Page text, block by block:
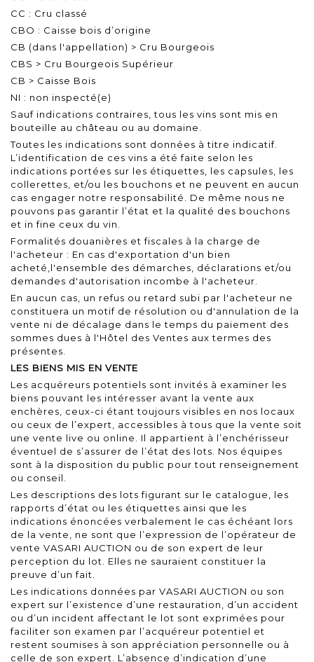
CC : Cru classé
CBO : Caisse bois d’origine
CB (dans l'appellation) > Cru Bourgeois
CBS > Cru Bourgeois Supérieur
CB > Caisse Bois
NI : non inspecté(e)
Sauf indications contraires, tous les vins sont mis en
bouteille au château ou au domaine.
Toutes les indications sont données à titre indicatif.
L’identification de ces vins a été faite selon les
indications portées sur les étiquettes, les capsules, les
collerettes, et/ou les bouchons et ne peuvent en aucun
cas engager notre responsabilité. De même nous ne
pouvons pas garantir l’état et la qualité des bouchons
et in fine ceux du vin.
Formalités douanières et fiscales à la charge de
l'acheteur : En cas d'exportation d'un bien
acheté,l'ensemble des démarches, déclarations et/ou
demandes d'autorisation incombe à l'acheteur.
En aucun cas, un refus ou retard subi par l'acheteur ne
constituera un motif de résolution ou d'annulation de la
vente ni de décalage dans le temps du paiement des
sommes dues à l'Hôtel des Ventes aux termes des
présentes.
LES BIENS MIS EN VENTE
Les acquéreurs potentiels sont invités à examiner les
biens pouvant les intéresser avant la vente aux
enchères, ceux-ci étant toujours visibles en nos locaux
ou ceux de l’expert, accessibles à tous que la vente soit
une vente live ou online. Il appartient à l’enchérisseur
éventuel de s’assurer de l’état des lots. Nos équipes
sont à la disposition du public pour tout renseignement
ou conseil.
Les descriptions des lots figurant sur le catalogue, les
rapports d’état ou les étiquettes ainsi que les
indications énoncées verbalement le cas échéant lors
de la vente, ne sont que l’expression de l’opérateur de
vente VASARI AUCTION ou de son expert de leur
perception du lot. Elles ne sauraient constituer la
preuve d’un fait.
Les indications données par VASARI AUCTION ou son
expert sur l’existence d’une restauration, d’un accident
ou d’un incident affectant le lot sont exprimées pour
faciliter son examen par l’acquéreur potentiel et
restent soumises à son appréciation personnelle ou à
celle de son expert. L’absence d’indication d’une